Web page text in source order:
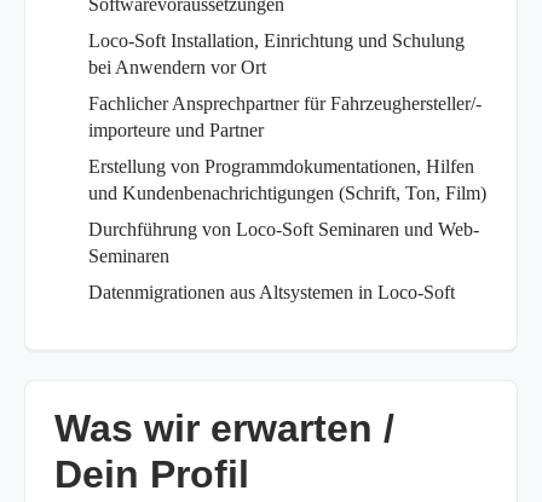
Loco-Soft Installation, Einrichtung und Schulung
bei Anwendern vor Ort
Fachlicher Ansprechpartner für Fahrzeughersteller/-
importeure und Partner
Erstellung von Programmdokumentationen, Hilfen
und Kundenbenachrichtigungen (Schrift, Ton, Film)
Durchführung von Loco-Soft Seminaren und Web-
Seminaren
Datenmigrationen aus Altsystemen in Loco-Soft
Was wir erwarten /
Dein Profil